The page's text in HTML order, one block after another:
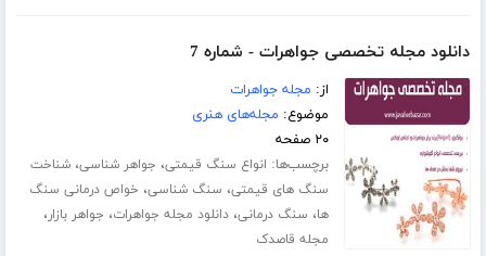
دانلود مجله تخصصی جواهرات - شماره 7
از: مجله جواهرات
موضوع: مجله‌های هنری
۲۰ صفحه
برچسب‌ها: انواع سنگ قیمتی، جواهر شناسی،شناخت
سنگ های قیمتی، سنگ شناسی، خواص درمانی سنگ
ها، سنگ درمانی،دانلود مجله جواهرات، جواهر بازار،
مجله قاصدک